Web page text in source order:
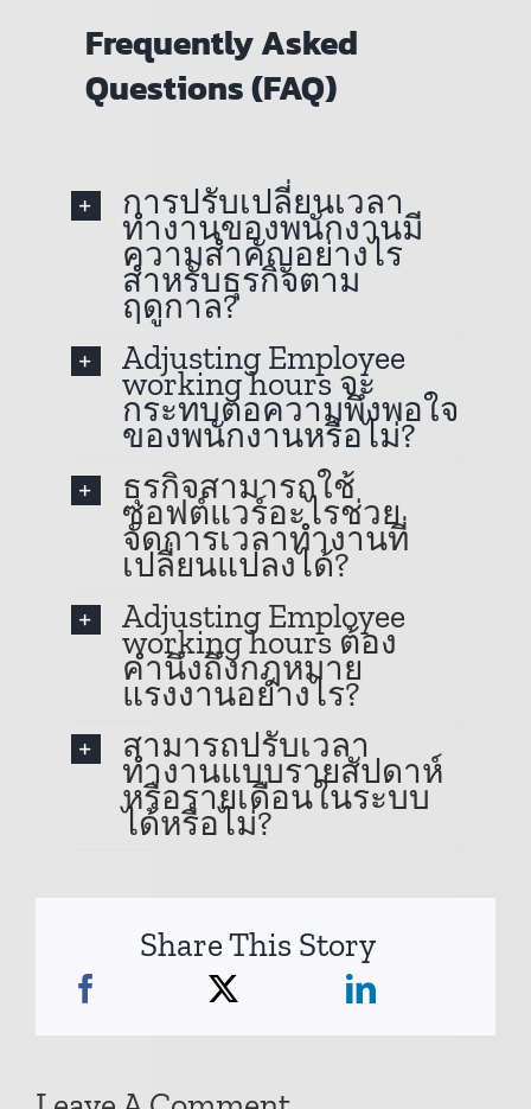
Frequently Asked
Questions (FAQ)
การปรับเปลี่ยนเวลา
ทำงานของพนักงานมี
ความสำคัญอย่างไร
สำหรับธุรกิจตาม
ฤดูกาล?
Adjusting Employee
working hours จะ
กระทบต่อความพึงพอใจ
ของพนักงานหรือไม่?
ธุรกิจสามารถใช้
ซอฟต์แวร์อะไรช่วย
จัดการเวลาทำงานที่
เปลี่ยนแปลงได้?
Adjusting Employee
working hours ต้อง
คำนึงถึงกฎหมาย
แรงงานอย่างไร?
สามารถปรับเวลา
ทำงานแบบรายสัปดาห์
หรือรายเดือนในระบบ
ได้หรือไม่?
Share This Story